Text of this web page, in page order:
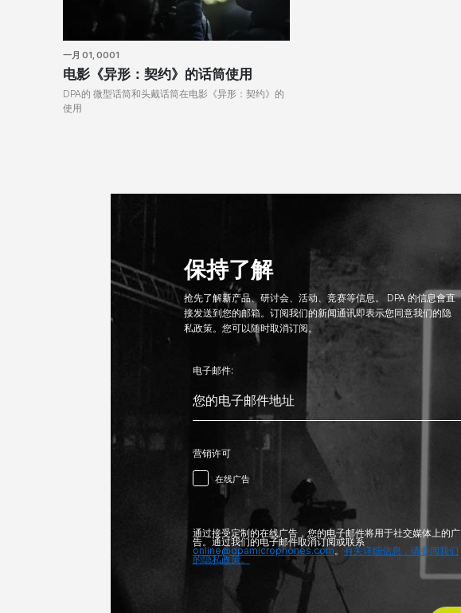
一月 01, 0001
电影《异形：契约》的话筒使用
DPA的 微型话筒和头戴话筒在电影《异形：契约》的
使用
保持了解
抢先了解新产品、研讨会、活动、竞赛等信息。 DPA 的信息會直
接发送到您的邮箱。订阅我们的新闻通讯即表示您同意我们的隐
私政策。您可以随时取消订阅。
电子邮件:
营销许可
在线广告
通过接受定制的在线广告，您的电子邮件将用于社交媒体上的广
告。通过我们的电子邮件取消订阅或联系
online@dpamicrophones.com。有关详细信息，请参阅我们
的隐私政策。